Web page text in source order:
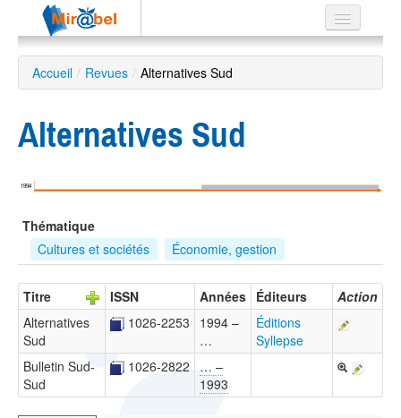
Le réseau
Soutien
Listes
Recherche
avancée
EN
ES
?
Accueil / Revues / Alternatives Sud
Alternatives Sud
1994
Thématique
Cultures et sociétés
Économie, gestion
Titre ISSN Années Éditeurs
Action
Alternatives
Sud
1026-2253
1994 –
…
Éditions
Syllepse
Bulletin Sud-
Sud
1026-2822 … –
1993